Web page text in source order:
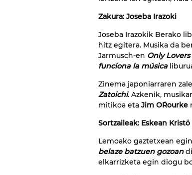
Zakura: Joseba Irazoki
Joseba Irazokik Berako
hitz egitera. Musika da
Jarmusch-en Only
funciona la música
Zinema japoniarraren
Zatoichi. Azkenik,
mitikoa eta Jim O´Rourke
Sortzaileak: Eskean Kristö
Lemoako gaztetxean
belaze batzuen gozoan
elkarrizketa egin diogu